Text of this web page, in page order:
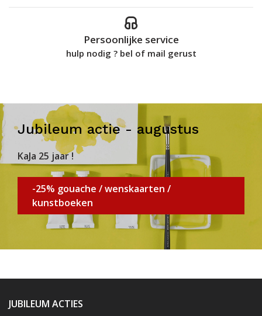
Persoonlijke service
hulp nodig ? bel of mail gerust
Jubileum actie - augustus
KaJa 25 jaar !
-25% gouache / wenskaarten /
kunstboeken
JUBILEUM ACTIES